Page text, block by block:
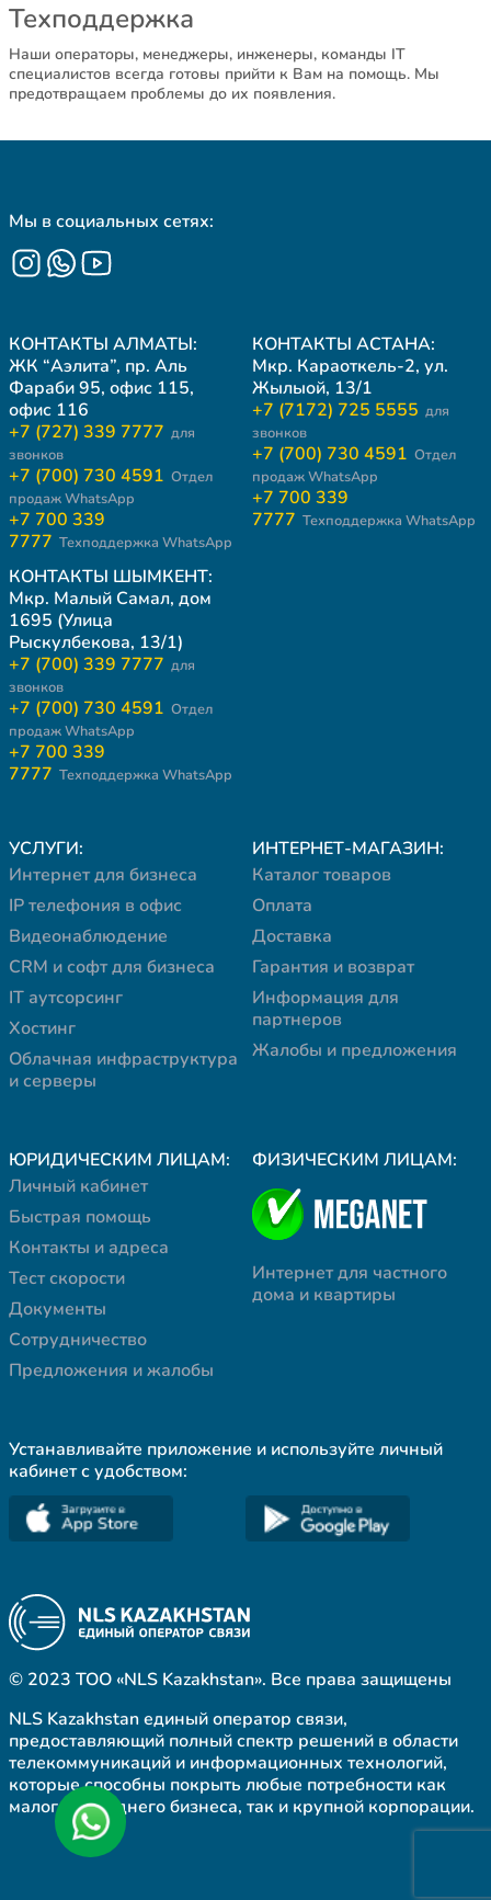
Техподдержка
Наши операторы, менеджеры, инженеры, команды IT
специалистов всегда готовы прийти к Вам на помощь. Мы
предотвращаем проблемы до их появления.
Мы в социальных сетях:
КОНТАКТЫ АЛМАТЫ:
ЖК “Аэлита”, пр. Аль
Фараби 95, офис 115,
офис 116
+7 (727) 339 7777 для
звонков
+7 (700) 730 4591 Отдел
продаж WhatsApp
+7 700 339
7777 Техподдержка WhatsApp
КОНТАКТЫ АСТАНА:
Мкр. Караоткель-2, ул.
Жылыой, 13/1
+7 (7172) 725 5555 для
звонков
+7 (700) 730 4591 Отдел
продаж WhatsApp
+7 700 339
7777 Техподдержка WhatsApp
КОНТАКТЫ ШЫМКЕНТ:
Мкр. Малый Самал, дом
1695 (Улица
Рыскулбекова, 13/1)
+7 (700) 339 7777 для
звонков
+7 (700) 730 4591 Отдел
продаж WhatsApp
+7 700 339
7777 Техподдержка WhatsApp
УСЛУГИ:
Интернет для бизнеса
IP телефония в офис
Видеонаблюдение
CRM и софт для бизнеса
IT аутсорсинг
Хостинг
Облачная инфраструктура
и серверы
ИНТЕРНЕТ-МАГАЗИН:
Каталог товаров
Оплата
Доставка
Гарантия и возврат
Информация для
партнеров
Жалобы и предложения
ЮРИДИЧЕСКИМ ЛИЦАМ:
Личный кабинет
Быстрая помощь
Контакты и адреса
Тест скорости
Документы
Сотрудничество
Предложения и жалобы
ФИЗИЧЕСКИМ ЛИЦАМ:
Интернет для частного
дома и квартиры
Устанавливайте приложение и используйте личный
кабинет с удобством:
© 2023 ТОО «NLS Kazakhstan». Все права защищены
NLS Kazakhstan единый оператор связи,
предоставляющий полный спектр решений в области
телекоммуникаций и информационных технологий,
которые способны покрыть любые потребности как
малого и среднего бизнеса, так и крупной корпорации.